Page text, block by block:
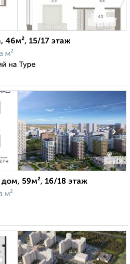
46м², 15/17 этаж
м²
на Туре
›
59м², 16/18 этаж
м²